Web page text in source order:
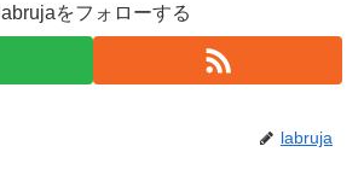
labrujaをフォローする
labruja